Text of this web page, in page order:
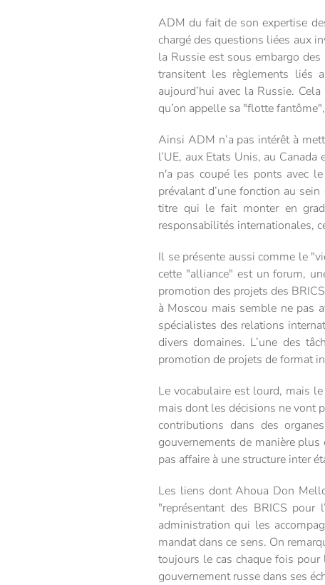
ADM du fait de son expertise
chargé des questions liées aux
la Russie est sous embargo
transitent les règlements liés
aujourd’hui avec la Russie.
qu’on appelle sa "flotte
Ainsi ADM n’a pas intérêt à
l’UE, aux Etats Unis, au
n'a pas coupé les ponts avec
prévalant d’une fonction au
titre qui le fait monter en
responsabilités internationales,
Il se présente aussi comme le
cette "alliance" est un forum,
promotion des projets des
à Moscou mais semble ne pas
spécialistes des relations
divers domaines. L’une des
promotion de projets de format
Le vocabulaire est lourd, mais
mais dont les décisions ne vont
contributions dans des
gouvernements de manière
pas affaire à une structure inter
Les liens dont Ahoua Don
"représentant des BRICS
administration qui les
mandat dans ce sens. On
toujours le cas chaque fois
gouvernement russe dans ses